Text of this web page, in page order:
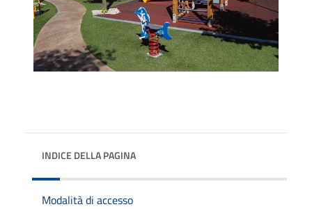
INDICE DELLA PAGINA
Modalità di accesso